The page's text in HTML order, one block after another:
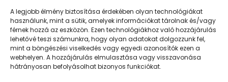
A legjobb élmény biztosítása érdekében olyan technológiákat
használunk, mint a sütik, amelyek információkat tárolnak és/vagy
férnek hozzá az eszközön. Ezen technológiákhoz való hozzájárulás
lehetővé teszi számunkra, hogy olyan adatokat dolgozzunk fel,
mint a böngészési viselkedés vagy egyedi azonosítók ezen a
webhelyen. A hozzájárulás elmulasztása vagy visszavonása
hátrányosan befolyásolhat bizonyos funkciókat.
HOSSZÚSÁG 4000 mm
Kapcsolódó termékek